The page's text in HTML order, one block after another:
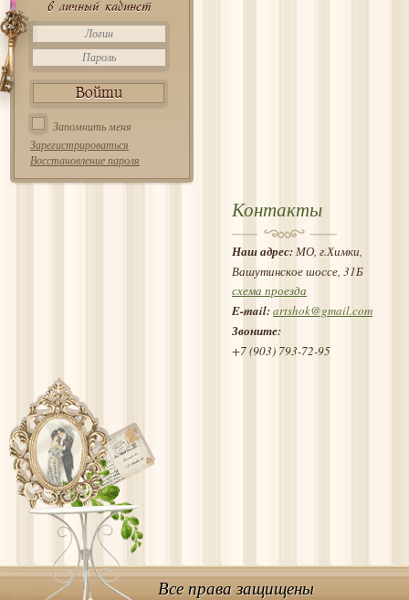
в личный кабинет
Запомнить меня
Зарегистрироваться
Восстановление пароля
Контакты
Наш адрес:МО, г.Химки,
Вашутинское шоссе, 31Б
схема проезда
E-mail:artshok@gmail.com
Звоните:
+7 (903) 793-72-95
Все права защищены